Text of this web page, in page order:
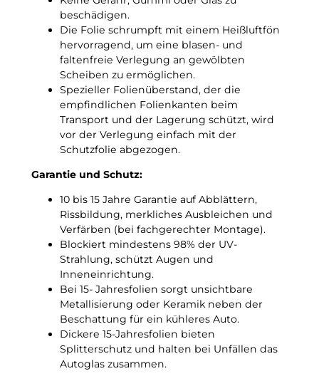
beschädigen.
Die Folie schrumpft mit einem Heißluftfön
hervorragend, um eine blasen- und
faltenfreie Verlegung an gewölbten
Scheiben zu ermöglichen.
Spezieller Folienüberstand, der die
empfindlichen Folienkanten beim
Transport und der Lagerung schützt, wird
vor der Verlegung einfach mit der
Schutzfolie abgezogen.
Garantie und Schutz:
10 bis 15 Jahre Garantie auf Abblättern,
Rissbildung, merkliches Ausbleichen und
Verfärben (bei fachgerechter Montage).
Blockiert mindestens 98% der UV-
Strahlung, schützt Augen und
Inneneinrichtung.
Bei 15- Jahresfolien sorgt unsichtbare
Metallisierung oder Keramik neben der
Beschattung für ein kühleres Auto.
Dickere 15-Jahresfolien bieten
Splitterschutz und halten bei Unfällen das
Autoglas zusammen.